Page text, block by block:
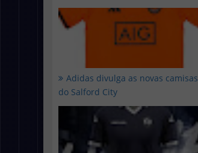
Adidas divulga as novas camisas
do Salford City